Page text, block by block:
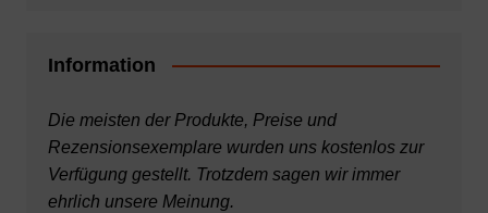
Information
Die meisten der Produkte, Preise und
Rezensionsexemplare wurden uns kostenlos zur
Verfügung gestellt. Trotzdem sagen wir immer
ehrlich unsere Meinung.